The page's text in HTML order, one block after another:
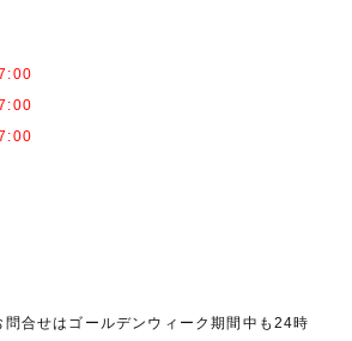
合せはゴールデンウィーク期間中も24時